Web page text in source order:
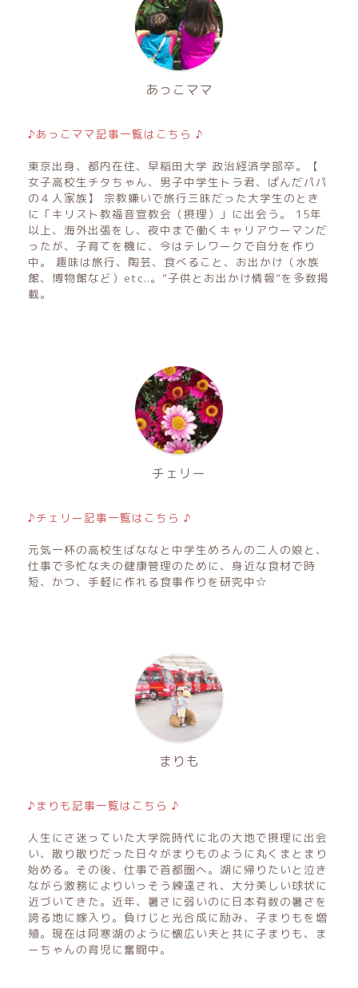
あっこママ
♪あっこママ記事一覧はこちら ♪
東京出身、都内在住、早稲田大学 政治経済学部卒。【
女子高校生チタちゃん、男子中学生トラ君、ぱんだパパ
の４人家族】 宗教嫌いで旅行三昧だった大学生のとき
に「キリスト教福音宣教会（摂理）」に出会う。 15年
以上、海外出張をし、夜中まで働くキャリアウーマンだ
ったが、子育てを機に、今はテレワークで自分を作り
中。 趣味は旅行、陶芸、食べること、お出かけ（水族
館、博物館など）etc..。”子供とお出かけ情報”を多数掲
載。
チェリー
♪チェリー記事一覧はこちら ♪
元気一杯の高校生ばななと中学生めろんの二人の娘と、
仕事で多忙な夫の健康管理のために、身近な食材で時
短、かつ、手軽に作れる食事作りを研究中☆
まりも
♪まりも記事一覧はこちら ♪
人生にさ迷っていた大学院時代に北の大地で摂理に出会
い、散り散りだった日々がまりものように丸くまとまり
始める。その後、仕事で首都圏へ。湖に帰りたいと泣き
ながら激務によりいっそう練達され、大分美しい球状に
近づいてきた。近年、暑さに弱いのに日本有数の暑さを
誇る地に嫁入り。負けじと光合成に励み、子まりもを増
殖。現在は阿寒湖のように懐広い夫と共に子まりも、ま
ーちゃんの育児に奮闘中。